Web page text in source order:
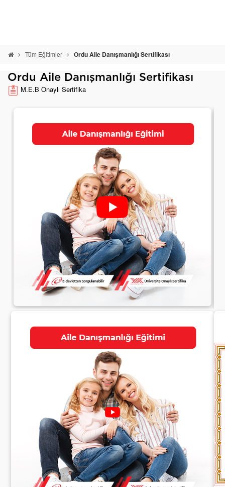
Tüm Eğitimler Ordu Aile Danışmanlığı Sertifikası
Ordu Aile Danışmanlığı Sertifikası
M.E.B Onaylı Sertifika